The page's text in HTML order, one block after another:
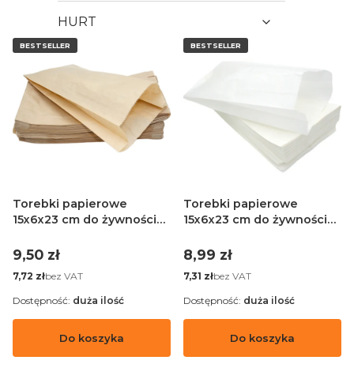
HURT
BESTSELLER
Torebki papierowe
15x6x23 cm do żywności
Cena
9,50 zł
Cena
7,72 złbez VAT
Do koszyka
Dostępność: duża ilość
BESTSELLER
Torebki papierowe
15x6x23 cm do żywności
Cena
8,99 zł
Cena
7,31 złbez VAT
Do koszyka
Dostępność: duża ilość